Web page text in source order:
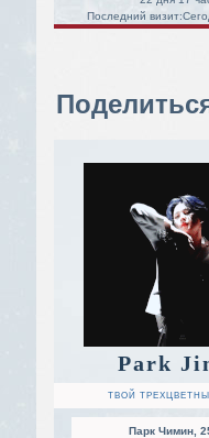
Последний визит:
Park
ТВОЙ
Парк Чимин,